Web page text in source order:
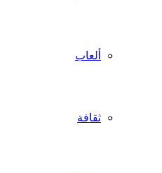
ألعاب
ثقافة